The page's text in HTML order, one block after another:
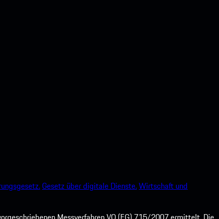
Gesetz über digitale Dienste.Wirtschaft und